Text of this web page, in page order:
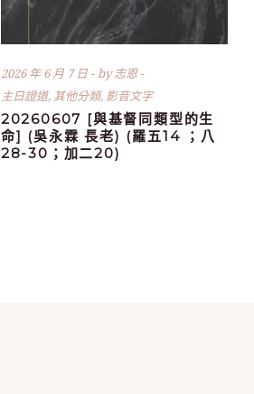
2026 年 6 月 7 日 by志恩
主日證道, 其他分類, 影音文字
20260607 [與基督同類型的生
命] (吳永霖 長老) (羅五14 ；八
28-30；加二20)